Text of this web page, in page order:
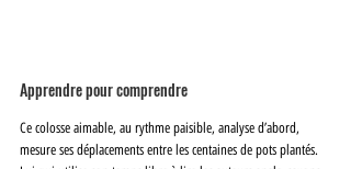
Apprendre pour comprendre
Ce colosse aimable, au rythme paisible, analyse d’abord,
mesure ses déplacements entre les centaines de pots plantés.